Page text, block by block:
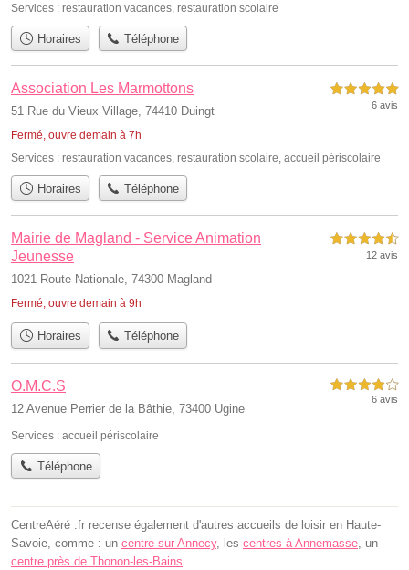
Services : restauration vacances restauration scolaire
Horaires Téléphone
Association Les Marmottons
51 Rue du Vieux Village, 74410 Duingt
Fermé, ouvre demain à 7h
5,0 étoiles sur 5
6 avis
Services : restauration vacances, restauration scolaire, accueil périscolaire
Horaires Téléphone
Mairie de Magland - Service Animation
Jeunesse
1021 Route Nationale, 74300 Magland
Fermé, ouvre demain à 9h
4,5 étoiles sur 5
12 avis
Horaires Téléphone
O.M.C.S
12 Avenue Perrier de la Bâthie, 73400 Ugine
4,0 étoiles sur 5
6 avis
Services : accueil périscolaire
Téléphone
CentreAéré .fr recense également d'autres accueils de loisir en Haute-
Savoie, comme : un centre sur Annecy, les centres à Annemasse, un
centre près de Thonon-les-Bains.